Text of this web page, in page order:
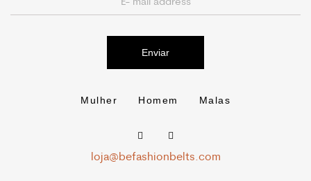
Enviar
Mulher Homem Malas
loja@befashionbelts.com